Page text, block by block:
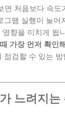
습관을 만들었
높이는 데 도움
비가 줄어드는
아침에 카페를
료를 준비하는 방
지만 꾸준히 이
하나만으로도
면 처음보다 속도
그램 실행이 늦어
향을 미치게 됩
가장 먼저 확인
점검할 수 있는
느려지는